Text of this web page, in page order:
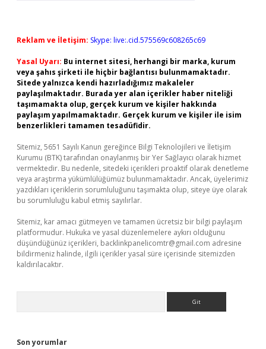
Reklam ve İletişim: Skype: live:.cid.575569c608265c69
Yasal Uyarı: Bu internet sitesi, herhangi bir marka, kurum
veya şahıs şirketi ile hiçbir bağlantısı bulunmamaktadır.
Sitede yalnızca kendi hazırladığımız makaleler
paylaşılmaktadır. Burada yer alan içerikler haber niteliği
taşımamakta olup, gerçek kurum ve kişiler hakkında
paylaşım yapılmamaktadır. Gerçek kurum ve kişiler ile isim
benzerlikleri tamamen tesadüfidir.
Sitemiz, 5651 Sayılı Kanun gereğince Bilgi Teknolojileri ve İletişim
Kurumu (BTK) tarafından onaylanmış bir Yer Sağlayıcı olarak hizmet
vermektedir. Bu nedenle, sitedeki içerikleri proaktif olarak denetleme
veya araştırma yükümlülüğümüz bulunmamaktadır. Ancak, üyelerimiz
yazdıkları içeriklerin sorumluluğunu taşımakta olup, siteye üye olarak
bu sorumluluğu kabul etmiş sayılırlar.
Sitemiz, kar amacı gütmeyen ve tamamen ücretsiz bir bilgi paylaşım
platformudur. Hukuka ve yasal düzenlemelere aykırı olduğunu
düşündüğünüz içerikleri, backlinkpanelicomtr@gmail.com adresine
bildirmeniz halinde, ilgili içerikler yasal süre içerisinde sitemizden
kaldırılacaktır.
Son yorumlar